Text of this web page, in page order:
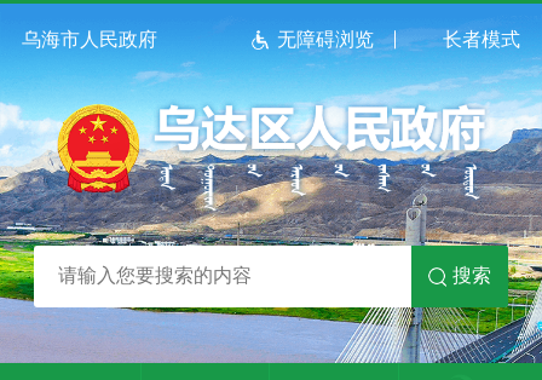
乌海市人民政府 无障碍浏览 长者模式
搜索